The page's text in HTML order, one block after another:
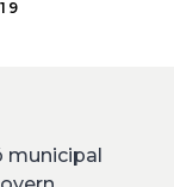
municipal